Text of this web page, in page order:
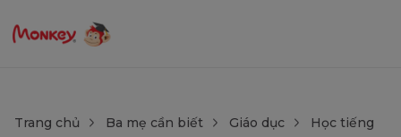
Trang chủ Ba mẹ cần biết Giáo dục
Học tiếng